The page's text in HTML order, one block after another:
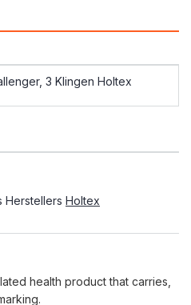
3 Klingen Holtex
Herstellers Holtex
health product that carries,